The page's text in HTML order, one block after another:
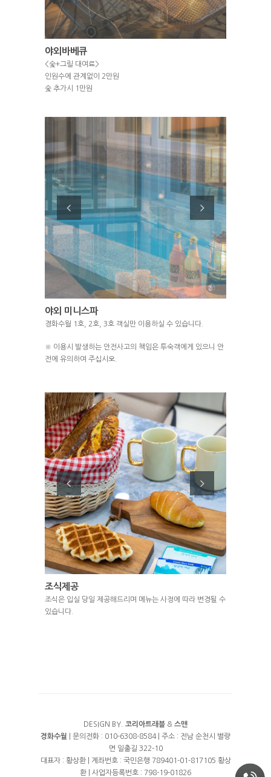
야외바베큐
<숯+그릴 대여료>
인원수에 관계없이 2만원
숯 추가시 1만원
야외 미니스파
경화수월 1호, 2호, 3호 객실만 이용하실 수 있습니다.
※ 이용시 발생하는 안전사고의 책임은 투숙객에게 있으니 안
전에 유의하여 주십시오.
조식제공
조식은 입실 당일 제공해드리며 메뉴는 사정에 따라 변경될 수
있습니다.
DESIGN BY. 코리아트래블 & 스맨
경화수월
| 문의전화 : 010-6308-8584 | 주소 : 전남 순천시 별량
면 일출길 322-10
대표자 : 황상환 | 계좌번호 : 국민은행 789401-01-817105 황상
환 | 사업자등록번호 : 798-19-01826